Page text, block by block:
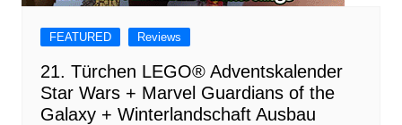
FEATURED Reviews
21. Türchen LEGO® Adventskalender
Star Wars + Marvel Guardians of the
Galaxy + Winterlandschaft Ausbau